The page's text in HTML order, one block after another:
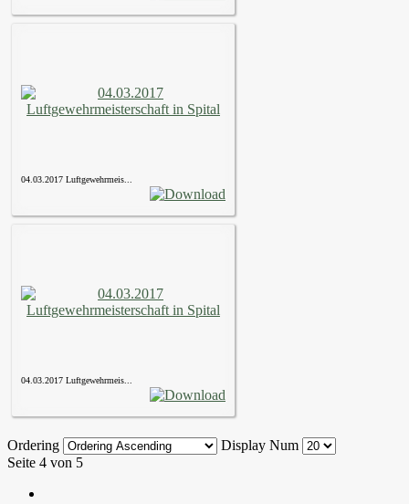
04.03.2017 Luftgewehrmeis...
04.03.2017 Luftgewehrmeis...
Ordering
Display Num
Seite 4 von 5